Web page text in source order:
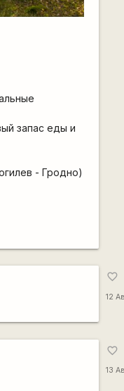
запас еды и
- Гродно)
favorite_border
12
favorite_border
13